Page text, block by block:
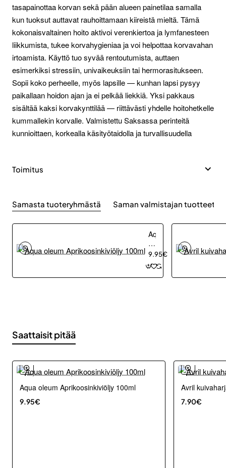
tasapainottaa korvan sekä pään alueen painetilaa samalla
kun tuoksut auttavat rauhoittamaan kiireistä mieltä. Tämä
kokonaisvaltainen hoito aktivoi verenkiertoa ja lymfanesteen
liikkumista, tukee korvahygieniaa ja voi helpottaa korvavahan
irtoamista. Käyttö tuo syvää rentoutumista, auttaen
esimerkiksi stressiin, univaikeuksiin tai hermorasitukseen.
Sopii koko perheelle, myös lapsille — kunhan lapsi pysyy
paikallaan hoidon ajan ja ei pelkää liekkiä. Yksi pakkaus
sisältää kaksi korvakynttilää — riittävästi yhdelle hoitohetkelle
kummallekin korvalle. Valmistettu Saksassa perinteitä
kunnioittaen, korkealla käsityötaidolla ja turvallisuudella
Toimitus
Samasta tuoteryhmästä Saman valmistajan tuotteet
Aqua
oleum
Aprikoosinkiviöljy
100ml
9.95€
Saattaisit pitää
Aqua oleum Aprikoosinkiviöljy 100ml
9.95€
Avril
7.90€